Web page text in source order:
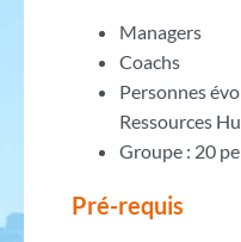
Managers
Coachs
Personnes
Ressources
Groupe : 20
Pré-requis